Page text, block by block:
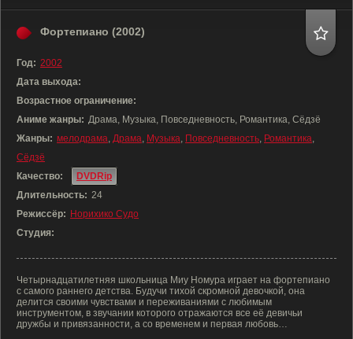
Фортепиано (2002)
Год: 2002
Дата выхода:
Возрастное ограничение:
Аниме жанры: Драма, Музыка, Повседневность, Романтика, Сёдзё
Жанры: мелодрама, Драма, Музыка, Повседневность, Романтика,
Сёдзё
Качество:
DVDRip
Длительность: 24
Режиссёр: Норихико Судо
Студия:
Четырнадцатилетняя школьница Миу Номура играет на фортепиано
с самого раннего детства. Будучи тихой скромной девочкой, она
делится своими чувствами и переживаниями с любимым
инструментом, в звучании которого отражаются все её девичьи
дружбы и привязанности, а со временем и первая любовь…